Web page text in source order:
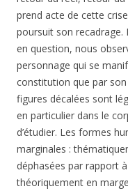
prend acte de cette
poursuit son
en question, nous
personnage qui se
constitution que par
figures décalées sont
en particulier dans le
d’étudier. Les formes
marginales :
déphasées par rapport
théoriquement en